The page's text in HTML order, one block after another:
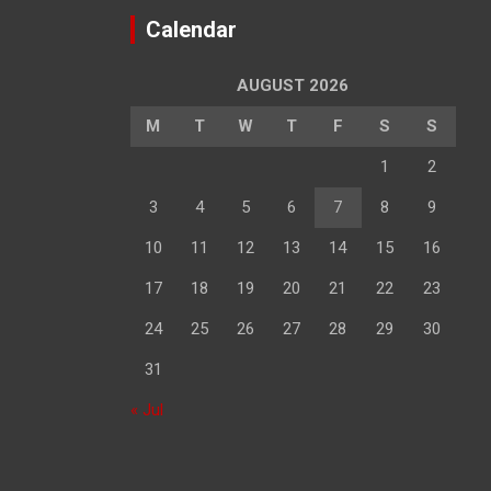
Calendar
AUGUST 2026
M T W T F S S
1 2
3 4 5 6 7 8 9
10 11 12 13 14 15 16
17 18 19 20 21 22 23
24 25 26 27 28 29 30
31
« Jul